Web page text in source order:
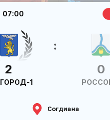
07:00
2
1
:
0
Согдиана